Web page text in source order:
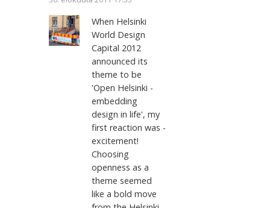
When Helsinki
World Design
Capital 2012
announced its
theme to be
'Open Helsinki -
embedding
design in life', my
first reaction was -
excitement!
Choosing
openness as a
theme seemed
like a bold move